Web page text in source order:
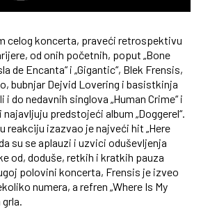
celog koncerta, praveći retrospektivu
od onih početnih, poput „Bone
de Encanta“ i „Gigantic“, Blek Frensis,
bubnjar Dejvid Lovering i basistkinja
do nedavnih singlova „Human Crime“ i
najavljuju predstojeći album „Doggerel“.
reakciju izazvao je najveći hit „Here
su se aplauzi i uzvici oduševljenja
od, doduše, retkih i kratkih pauza
polovini koncerta, Frensis je izveo
numera, a refren „Where Is My
grla.